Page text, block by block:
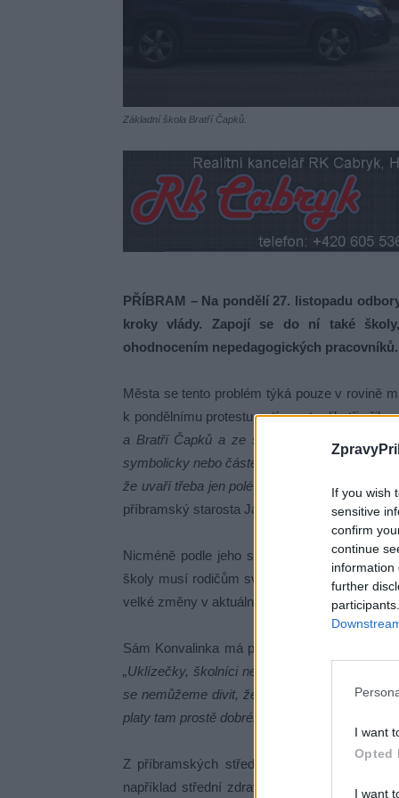
If you wish
sensitive
confirm
continue
information
further
I want
Opted
I want
Základní škola Bratří Čapků.
PŘÍBRAM – Na pondělí 27. listopadu
kroky vlády. Zapojí se do ní také
ohodnocením nepedagogických pracovníků.
Města se tento problém týká pouze v rovině
k pondělnímu protestu zatím potvrdily tři
a Bratří Čapků a ze škol Základní škola
symbolicky nebo částečně, tím že budou
že uvaří třeba jen polévku a hlavní jídlo bude
příbramský starosta Jan Konvalinka, který je
Nicméně podle jeho slov se ještě do pátku
školy musí rodičům svých žáků oznámit,
velké změny v aktuálním seznamu
Sám Konvalinka má pro protest pochopení,
„Uklízečky, školníci nebo kuchařky jsou
se nemůžeme divit, že se v některých
platy tam prostě dobrého kuchaře neseženete,“
Z příbramských středních škol, které
například střední zdravotnická škola.